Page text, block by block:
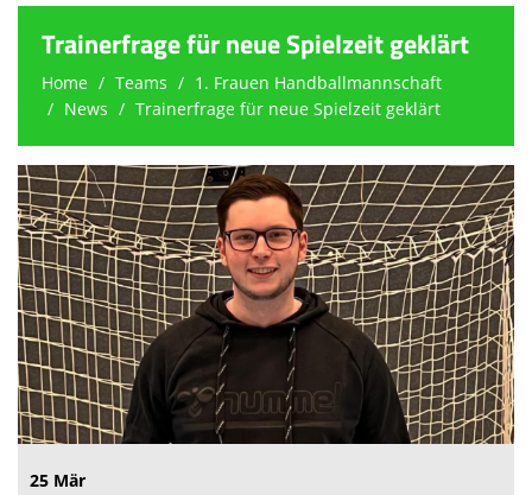
Home
Berichte
3. Liga Nord
Tabelle
Unsere Spiele
Förderverein
Sponsoren
TSV Nord Harrislee
Trainerfrage für neue Spielzeit geklärt
Home Teams
1. Frauen Handballmannschaft
News
Trainerfrage für neue Spielzeit geklärt
25 Mär